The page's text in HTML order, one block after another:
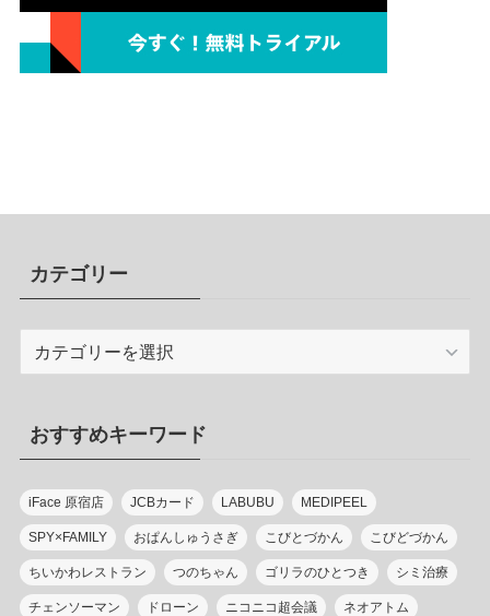
カテゴリー
リ
ー
おすすめキーワード
iFace 原宿店 JCBカード LABUBU MEDIPEEL
SPY×FAMILY おぱんしゅうさぎ こびとづかん こびどづかん
ちいかわレストラン つのちゃん ゴリラのひとつき シミ治療
チェンソーマン ドローン ニコニコ超会議 ネオアトム